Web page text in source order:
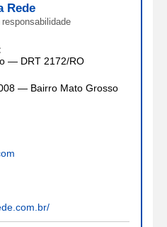
Rede
— DRT 2172/RO
— Bairro Mato Grosso